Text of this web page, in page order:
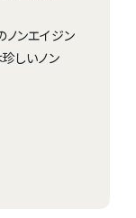
ノンエイジン
珍しいノン